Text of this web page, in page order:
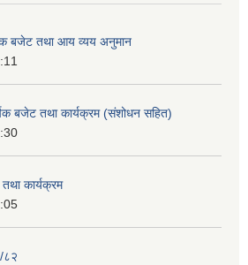
बजेट तथा आय व्यय अनुमान
बजेट तथा कार्यक्रम (संशोधन सहित)
कार्यक्रम
८२